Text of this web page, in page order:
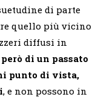
di parte
quello più vicino
diffusi in
di un passato
punto di vista,
, e non possono in